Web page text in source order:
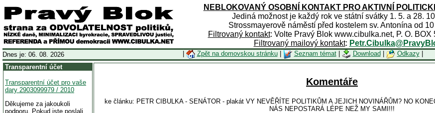
NEBLOKOVANÝ OSOBNÍ KONTAKT PRO AKTIVNÍ
Jediná možnost je každý rok ve státní svátky 1. 5. a 28.
Strossmayerově náměstí před kostelem sv. Antonína od
Filtrovaný kontakt: Volte Pravý Blok www.cibulka.net, P. O. BOX
Filtrovaný mailový kontakt:
Dnes je: 06. 08. 2026 Zpět na domovskou stránku| Seznam témat| Download Odkazy|
Transparentní účet
Transparentní účet pro vaše
dary 2903099979 / 2010
Děkujeme za jakoukoli
podporu. Pokud jste poslali
Komentáře
ke článku: PETR CIBULKA - SENÁTOR - plakát VY NEVĚŘÍTE POLITIKŮM A JEJICH NOVINÁŘŮM? NO
NÁS NEPOSTARÁ LÉPE NEŽ MY SAMI!!!